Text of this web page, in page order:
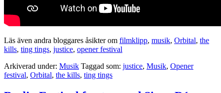
Läs även andra bloggares åsikter om filmklipp, musik, Orbital, the
kills, ting tings, justice, opener festival
Arkiverad under: Musik Taggad som: justice, Musik, Opener
festival, Orbital, the kills, ting tings